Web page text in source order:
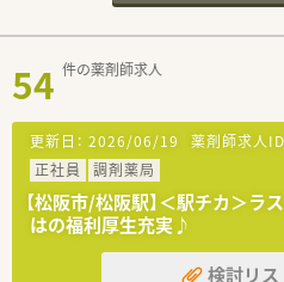
54 件の薬剤師求人
更新日： 2026/06/19 薬剤師求人ID
正社員
調剤薬局
【松阪市/松阪駅】＜駅チカ＞ラ
はの福利厚生充実♪
検討リ